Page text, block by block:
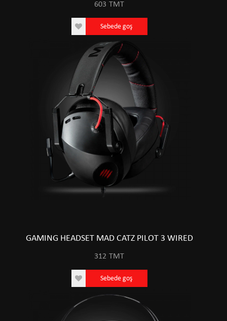
603 TMT
Sebede goş
GAMING HEADSET MAD CATZ PILOT 3 WIRED
312 TMT
Sebede goş